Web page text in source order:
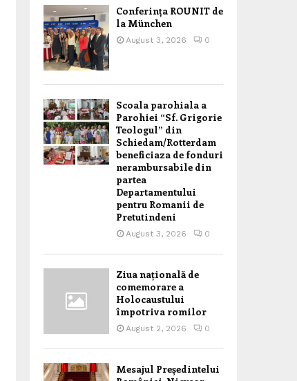
Conferința ROUNIT de
la München
August 3, 2026 0
Scoala parohiala a
Parohiei “Sf. Grigorie
Teologul” din
Schiedam/Rotterdam
beneficiaza de fonduri
nerambursabile din
partea
Departamentului
pentru Romanii de
Pretutindeni
August 3, 2026 0
Ziua națională de
comemorare a
Holocaustului
împotriva romilor
August 2, 2026 0
Mesajul Președintelui